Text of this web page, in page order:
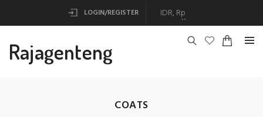
LOGIN/REGISTER
Rajagenteng
COATS